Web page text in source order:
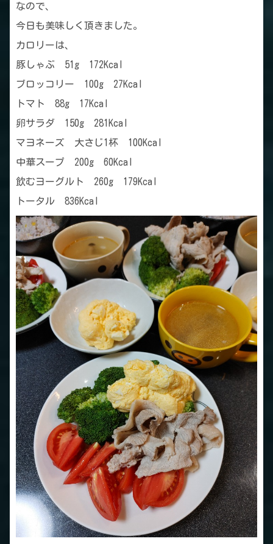
なので、
今日も美味しく頂きました。
カロリーは、
豚しゃぶ 51g 172Kcal
ブロッコリー 100g 27Kcal
トマト 88g 17Kcal
卵サラダ 150g 281Kcal
マヨネーズ 大さじ1杯 100Kcal
中華スープ 200g 60Kcal
飲むヨーグルト 260g 179Kcal
トータル 836Kcal